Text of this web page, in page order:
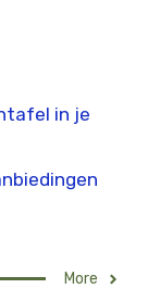
in je
More